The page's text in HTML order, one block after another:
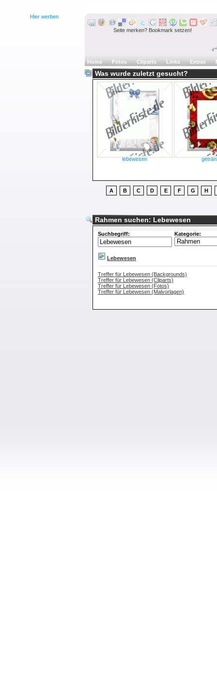
Hier werben
Seite merken? Bookmark setzen!
Home Fotos Cliparts Links Extras
Was wurde zuletzt gesucht?
lebewesen
A B C D E F G H
Rahmen suchen: Lebewesen
Suchbegriff: Kategorie:
Lebewesen
Treffer für Lebewesen (Backgrounds)
Treffer für Lebewesen (Cliparts)
Treffer für Lebewesen (Fotos)
Treffer für Lebewesen (Malvorlagen)